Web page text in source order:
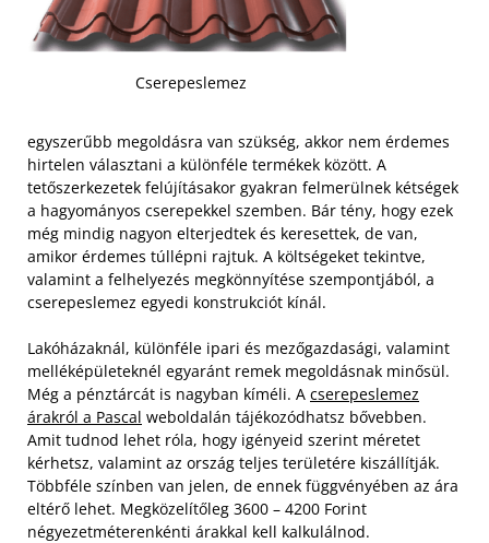
Cserepeslemez
egyszerűbb megoldásra van szükség, akkor nem érdemes
hirtelen választani a különféle termékek között. A
tetőszerkezetek felújításakor gyakran felmerülnek kétségek
a hagyományos cserepekkel szemben. Bár tény, hogy ezek
még mindig nagyon elterjedtek és keresettek, de van,
amikor érdemes túllépni rajtuk. A költségeket tekintve,
valamint a felhelyezés megkönnyítése szempontjából, a
cserepeslemez egyedi konstrukciót kínál.
Lakóházaknál, különféle ipari és mezőgazdasági, valamint
melléképületeknél egyaránt remek megoldásnak minősül.
Még a pénztárcát is nagyban kíméli. A cserepeslemez
árakról a Pascal weboldalán tájékozódhatsz bővebben.
Amit tudnod lehet róla, hogy igényeid szerint méretet
kérhetsz, valamint az ország teljes területére kiszállítják.
Többféle színben van jelen, de ennek függvényében az ára
eltérő lehet. Megközelítőleg 3600 – 4200 Forint
négyezetméterenkénti árakkal kell kalkulálnod.